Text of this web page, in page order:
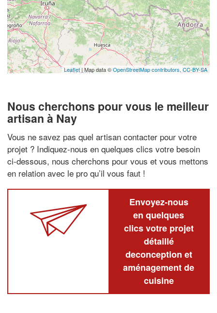
Leaflet | Map data ©OpenStreetMap contributors, CC-BY-SA
Nous cherchons pour vous le meilleur
artisan à Nay
Vous ne savez pas quel artisan contacter pour votre
projet ? Indiquez-nous en quelques clics votre besoin
ci-dessous, nous cherchons pour vous et vous mettons
en relation avec le pro qu’il vous faut !
Envoyez-nous
en quelques
clics votre projet
détaillé
deconception et
aménagement de
cuisine